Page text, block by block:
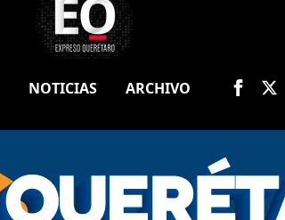
NOTICIAS ARCHIVO